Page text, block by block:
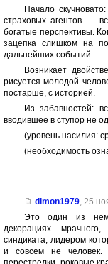
Начало
страховых агентов —
богатые перспективы.
зацепка слишком на
дальнейших событий.
Возникает
рисуется молодой
постарше, с историей.
Из забавностей:
вводившее в ступор не
(уровень насилия:
(необходимость
dimon1979, 25
Это один из
декорациях мрачного,
синдиката, лидером
и совсем не человек.